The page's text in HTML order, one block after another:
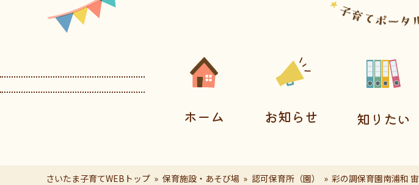
ホーム お知らせ 知りたい
さいたま子育てWEBトップ 保育施設・あそび場 認可保育所（園） 彩の調保育園南浦和 宙